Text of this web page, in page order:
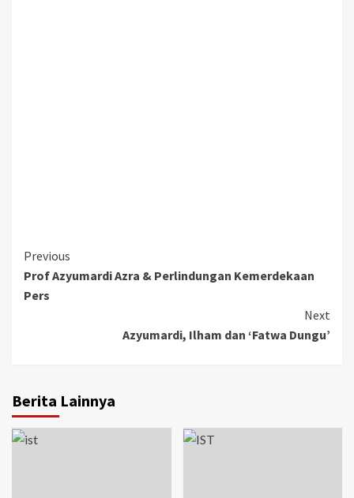
Continue
Reading
Previous
Prof Azyumardi Azra & Perlindungan Kemerdekaan
Pers
Next
Azyumardi, Ilham dan ‘Fatwa Dungu’
Berita Lainnya